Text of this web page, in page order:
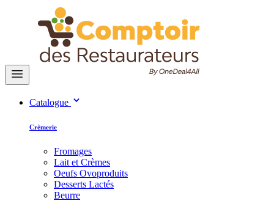
Catalogue
Crèmerie
Fromages
Lait et Crèmes
Oeufs Ovoproduits
Desserts Lactés
Beurre